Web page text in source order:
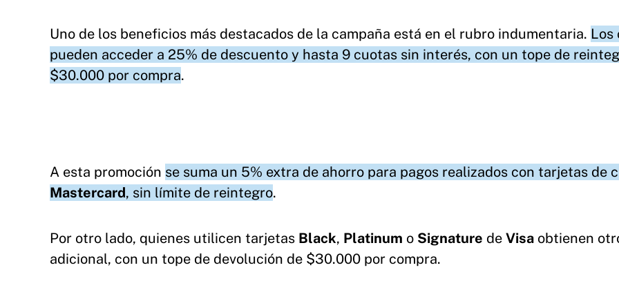
Uno de los beneficios más destacados de la campaña está en el rubro indumentaria. Los
pueden acceder a 25% de descuento y hasta 9 cuotas sin interés, con un tope de
$30.000 por compra.
A esta promoción se suma un 5% extra de ahorro para pagos realizados con tarjetas de
Mastercard, sin límite de reintegro.
Por otro lado, quienes utilicen tarjetas Black, Platinum o Signature de Visa obtienen
adicional, con un tope de devolución de $30.000 por compra.